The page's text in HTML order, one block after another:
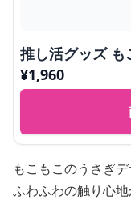
推し活グッズ も
¥1,960
もこもこのうさぎ
ふわふわの触り心